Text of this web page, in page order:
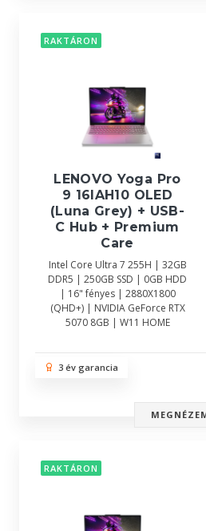
RAKTÁRON
LENOVO Yoga Pro
9 16IAH10 OLED
(Luna Grey) + USB-
C Hub + Premium
Care
Intel Core Ultra 7 255H | 32GB
DDR5 | 250GB SSD | 0GB HDD
| 16" fényes | 2880X1800
(QHD+) | NVIDIA GeForce RTX
5070 8GB | W11 HOME
3 év garancia
RAKTÁRON